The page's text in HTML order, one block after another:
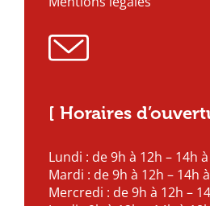
[ Horaires
Lundi : de 9h à 12h – 14h
Mardi : de 9h à 12h – 14h
Mercredi : de 9h à 12h –